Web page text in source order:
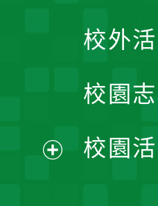
單
校外
校園
校園